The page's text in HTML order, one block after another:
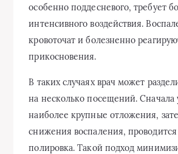
особенно поддесневого, требует
интенсивного воздействия.
кровоточат и болезненно
прикосновения.
В таких случаях врач может
на несколько посещений. Сначала
наиболее крупные отложения,
снижения воспаления,
полировка. Такой подход